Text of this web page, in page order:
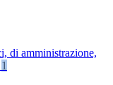
di amministrazione,
1